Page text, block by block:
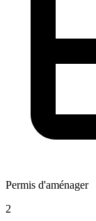
Permis d'aménager
2